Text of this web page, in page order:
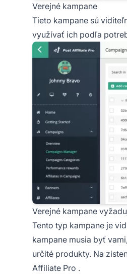
Verejné kampane
Tieto kampane sú
využívať ich podľa
Verejné kampane
Tento typ kampane je
kampane musia byť
určité produkty. Na
Affiliate Pro .